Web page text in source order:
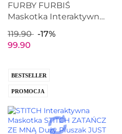
FURBY FURBIŚ
Maskotka Interaktywna
RONI Furbisie HASBRO
G1784
119.90
-17%
99.90
BESTSELLER
PROMOCJA